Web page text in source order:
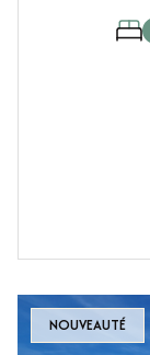
NOUVEAUTÉ